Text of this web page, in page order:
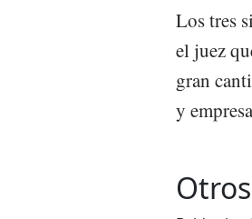
Los tres
el juez
gran
y